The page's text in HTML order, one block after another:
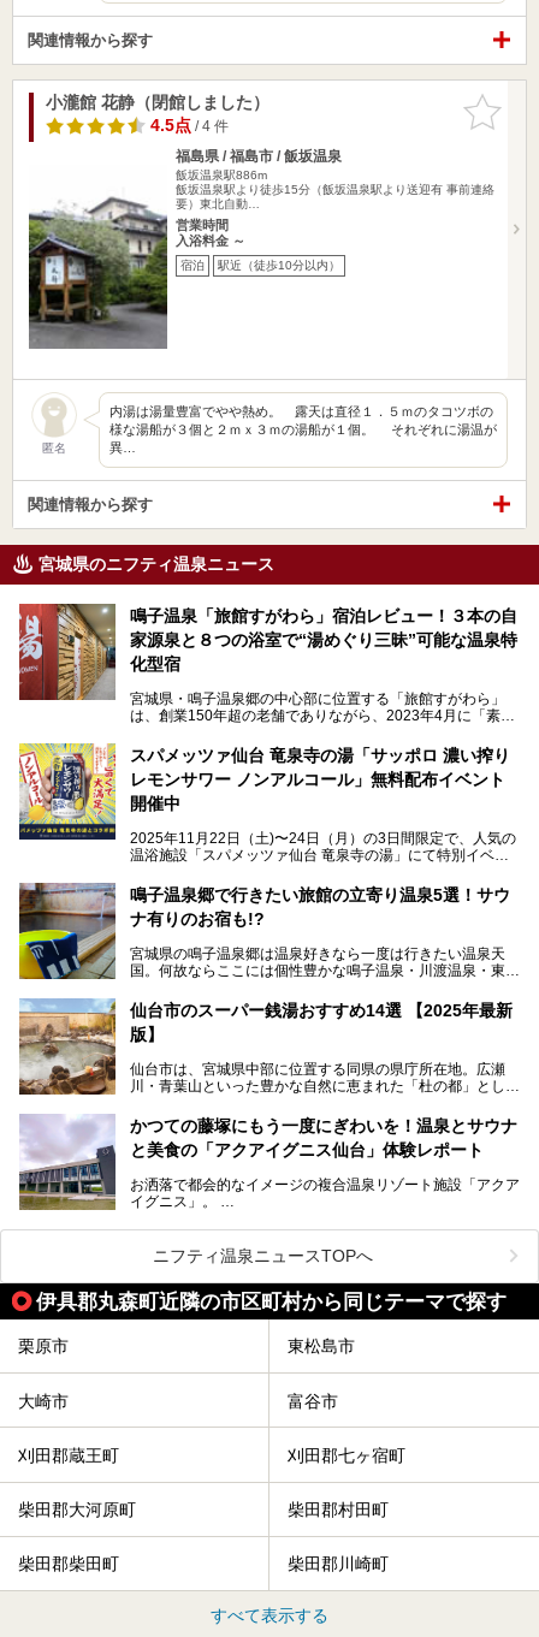
関連情報から探す
お気に入
りに追加
小瀧館 花静（閉館しました）
4.5点/ 4 件
福島県 / 福島市 / 飯坂温泉
飯坂温泉駅886m
飯坂温泉駅より徒歩15分（飯坂温泉駅より送迎有 事前連絡
要）東北自動…
営業時間
入浴料金 ～
宿泊 駅近（徒歩10分以内）
匿名
内湯は湯量豊富でやや熱め。 露天は直径１．５ｍのタコツボの
様な湯船が３個と２ｍｘ３ｍの湯船が１個。 それぞれに湯温が
異…
関連情報から探す
宮城県のニフティ温泉ニュース
鳴子温泉「旅館すがわら」宿泊レビュー！３本の自
家源泉と８つの浴室で“湯めぐり三昧”可能な温泉特
化型宿
宮城県・鳴子温泉郷の中心部に位置する「旅館すがわら」
は、創業150年超の老舗でありながら、2023年4月に「素泊
を利用したサウナも新設され、温泉ファン・サウナ―双方に
注目のスポットです。
特筆すべきは、館内で完結する圧倒的な「湯めぐり」のバリ
エーション。“温泉のデパート”・“東の横綱”と称される鳴子
温泉郷の中でも、3本の異なる自家源泉を使い分けるその実
力は折り紙付き。実際に宿泊した筆者が、“温泉”を中心にそ
の全貌を詳細レビューします！
スパメッツァ仙台 竜泉寺の湯「サッポロ 濃い搾り
レモンサワー ノンアルコール」無料配布イベント
開催中
2025年11月22日（土)〜24日（月）の3日間限定で、人気の
温浴施設「スパメッツァ仙台 竜泉寺の湯」にて特別イベン
「サッポロ 濃い搾りレモンサワー ノンアルコール」を無料
配布します。さらにSNS投稿で「サッポロ 濃い搾りグレフ
ルサワー ノンアルコール」もプレゼント。湯上がりにぴっ
ー
提供元：サッポロビール【PR】
鳴子温泉郷で行きたい旅館の立寄り温泉5選！サウ
ナ有りのお宿も!?
宮城県の鳴子温泉郷は温泉好きなら一度は行きたい温泉天
国。何故ならここには個性豊かな鳴子温泉・川渡温泉・東鳴
硫黄泉、塩化物泉、硫酸塩泉、炭酸水素塩泉などと多様な泉
質がそろっているからです。
の旅館・ホテルも立ち寄り入浴に門戸を開いてくれていま
す。
今回はそんな旅館の中から、おすすめしたい5ヶ所の温泉を
セレクトしてみました。うち3ヶ所はサウナも楽しめます。
仙台市のスーパー銭湯おすすめ14選 【2025年最新
版】
仙台市は、宮城県中部に位置する同県の県庁所在地。広瀬
川・青葉山といった豊かな自然に恵まれた「杜の都」として
人気です。新幹線を使えば都心から1時間30分とアクセスも
よく、気軽に訪れやすい地方都市の1つです。
仙台牛タンなどを堪能するグルメ旅や、スポーツ観戦の遠征
時などに利用しやすい温浴施設がたくさんありますよ。
かつての藤塚にもう一度にぎわいを！温泉とサウナ
と美食の「アクアイグニス仙台」体験レポート
お洒落で都会的なイメージの複合温泉リゾート施設「アクア
イグニス」。
関西空港や吉川美南（埼玉県）に続いて仙台市若林区に202
2年4月にオープンした「アクアイグニス仙台」は、日帰り
温泉の「藤塚の湯」、マルシェ リアン、和食「笠庵」、イ
タリアン「グリーチネ」、ベーカリー「マリアージュ ドゥ
ファリーヌ」、スイーツの「コンフィチュール アッシュ」
と「ル ショコラ ドゥ アッシュ」、そしてカフェ「猿田彦珈
琲」と話題のお店が勢ぞろい！
この「アクアイグニス仙台」の魅力を探りにお出かけしてき
ニフティ温泉ニュースTOPへ
伊具郡丸森町近隣の市区町村から同じテーマで探す
栗原市 東松島市
大崎市 富谷市
刈田郡蔵王町 刈田郡七ヶ宿町
柴田郡大河原町 柴田郡村田町
柴田郡柴田町 柴田郡川崎町
すべて表示する